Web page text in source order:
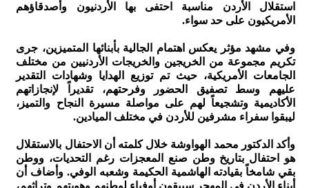
استقلال الأردن مناسبة احتفى بها الأردنيون وأصدقاؤهم
الأمريكيون على حد سواء.
وفي مشهد مؤثر يعكس اهتمام الجالية بأبنائها المتميزين، جرى
تكريم مجموعة من الخريجين والخريجات الأردنيين من مختلف
الجامعات الأمريكية، حيث تم توزيع الهدايا وشهادات التقدير
عليهم وسط تصفيق الحضور وفرحتهم، تقديراً لإنجازاتهم
الأكاديمية وتشجيعاً لهم على مواصلة مسيرة النجاح والتميز،
ليبقوا سفراء مشرفين للأردن في مختلف الميادين.
وأكد الدكتور محمد الهواوشة خلال كلمته أن الاحتفال بالاستقلال
هو احتفال بتاريخ وطن صنع المعجزات رغم التحديات، ووطن
بقي شامخاً بقيادته الهاشمية الحكيمة وشعبه الوفي. وأضاف أن